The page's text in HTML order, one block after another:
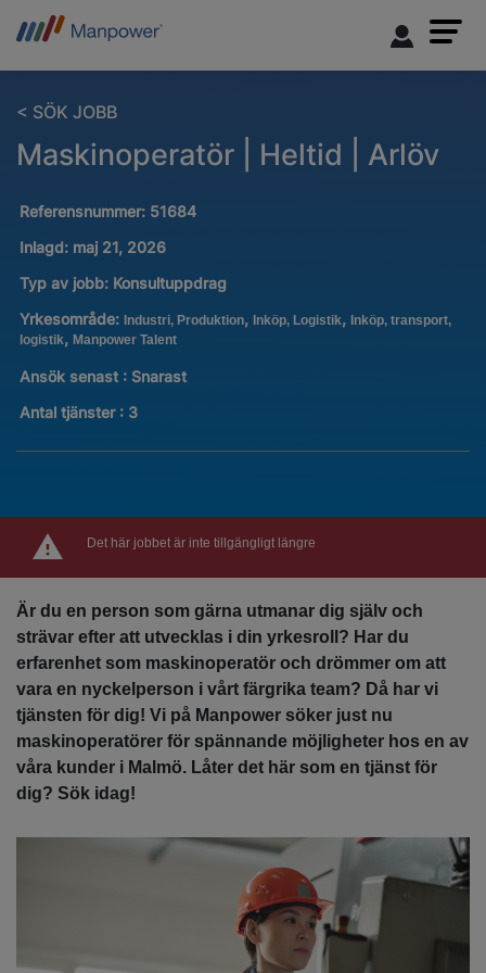
< SÖK JOBB
Maskinoperatör | Heltid | Arlöv
Referensnummer: 51684
Inlagd: maj 21, 2026
Typ av jobb: Konsultuppdrag
Yrkesområde: Industri, Produktion, Inköp, Logistik, Inköp, transport,
logistik, Manpower Talent
Ansök senast : Snarast
Antal tjänster : 3
Det här jobbet är inte tillgängligt längre
Är du en person som gärna utmanar dig själv och
strävar efter att utvecklas i din yrkesroll? Har du
erfarenhet som maskinoperatör och drömmer om att
vara en nyckelperson i vårt färgrika team? Då har vi
tjänsten för dig! Vi på Manpower söker just nu
maskinoperatörer för spännande möjligheter hos en av
våra kunder i Malmö. Låter det här som en tjänst för
dig? Sök idag!